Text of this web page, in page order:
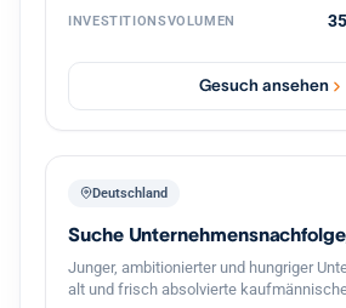
INVESTITIONSVOLUMEN
Gesuch ansehen
Deutschland
Suche
Junger, ambitionierter und hungriger
alt und frisch absolvierte